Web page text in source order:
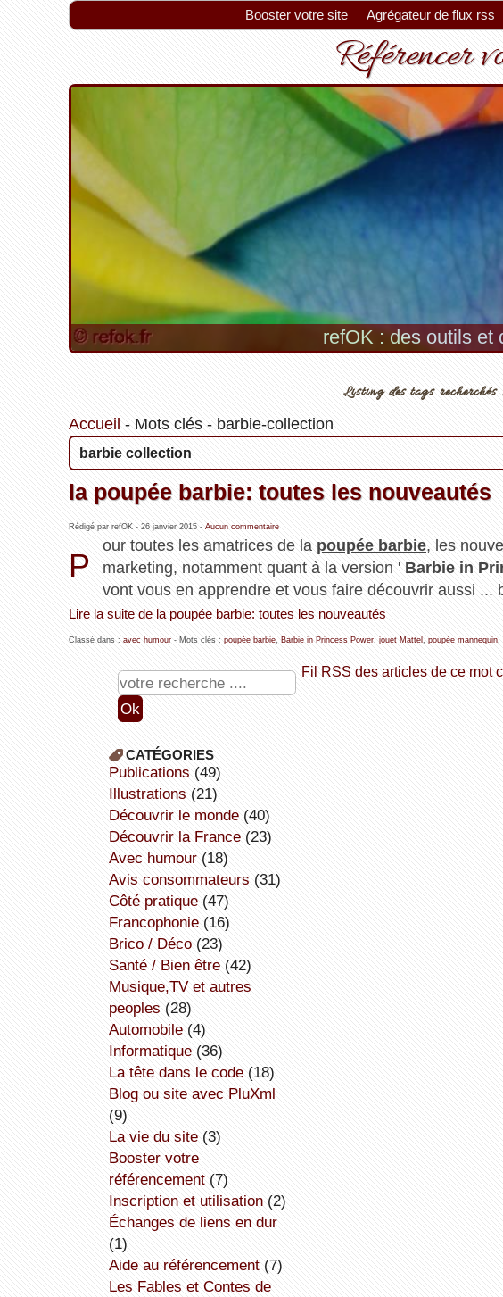
Booster votre site Agrégateur de flux rss
Référencer
refOK : des outils et
Listing des tags
Accueil - Mots clés- barbie-collection
barbie collection
la poupée barbie: toutes les nouveautés
Rédigé par refOK - 26 janvier 2015- Aucun commentaire
P
our toutes les amatrices de la poupée barbie, les
marketing, notamment quant à la version ' Barbie in
vont vous en apprendre et vous faire découvrir aussi ...
Lire la suite de la poupée barbie: toutes les nouveautés
Classé dans : avec humour- Mots clés : poupée barbie, Barbie in Princess Power, jouet Mattel , poupée mannequin,
Fil RSS des articles de ce mot
CATÉGORIES
publications (49)
illustrations (21)
découvrir le monde(40)
découvrir la France(23)
avec humour(18)
avis consommateurs (31)
côté pratique(47)
Francophonie(16)
Brico / Déco(23)
Santé / Bien être(42)
Musique,TV et autres
peoples (28)
Automobile(4)
informatique(36)
la tête dans le code(18)
Blog ou site avec PluXml
(9)
la vie du site(3)
booster votre
référencement(7)
inscription et utilisation(2)
échanges de liens en dur
(1)
aide au référencement(7)
Les Fables et Contes de